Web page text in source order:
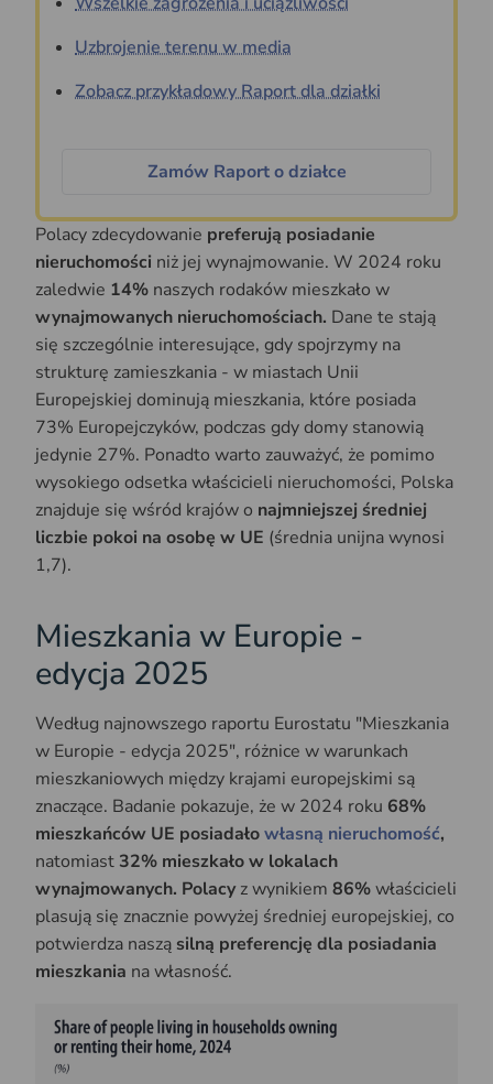
Uzbrojenie terenu w media
Zobacz przykładowy Raport dla działki
Zamów Raport o działce
Polacy zdecydowanie preferują posiadanie
nieruchomości niż jej wynajmowanie. W 2024 roku
zaledwie 14% naszych rodaków mieszkało w
wynajmowanych nieruchomościach. Dane te stają
się szczególnie interesujące, gdy spojrzymy na
strukturę zamieszkania - w miastach Unii
Europejskiej dominują mieszkania, które posiada
73% Europejczyków, podczas gdy domy stanowią
jedynie 27%. Ponadto warto zauważyć, że pomimo
wysokiego odsetka właścicieli nieruchomości, Polska
znajduje się wśród krajów o najmniejszej średniej
liczbie pokoi na osobę w UE (średnia unijna wynosi
1,7).
Mieszkania w Europie -
edycja 2025
Według najnowszego raportu Eurostatu "Mieszkania
w Europie - edycja 2025", różnice w warunkach
mieszkaniowych między krajami europejskimi są
znaczące. Badanie pokazuje, że w 2024 roku 68%
mieszkańców UE posiadałowłasną nieruchomość,
natomiast 32% mieszkało w lokalach
wynajmowanych. Polacyz wynikiem 86%właścicieli
plasują się znacznie powyżej średniej europejskiej, co
potwierdza naszą silną preferencję dla posiadania
mieszkania na własność.